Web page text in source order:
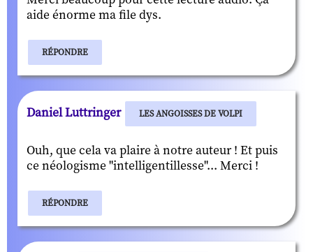
aide énorme ma file dys.
RÉPONDRE
Daniel Luttringer LES ANGOISSES DE VOLPI
Ouh, que cela va plaire à notre auteur ! Et puis
ce néologisme "intelligentillesse"... Merci !
RÉPONDRE